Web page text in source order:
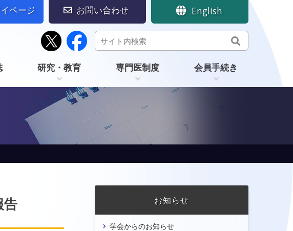
English
お問い合わせ
ページ
研究・教育 専門医制度 会員手続き
告 お知らせ
学会からのお知らせ